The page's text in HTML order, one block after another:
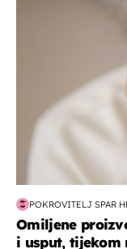
POKROVITELJ SPAR
Omiljene
i usput, tijekom